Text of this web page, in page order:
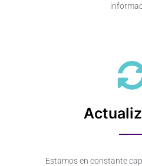
Estamos en constante